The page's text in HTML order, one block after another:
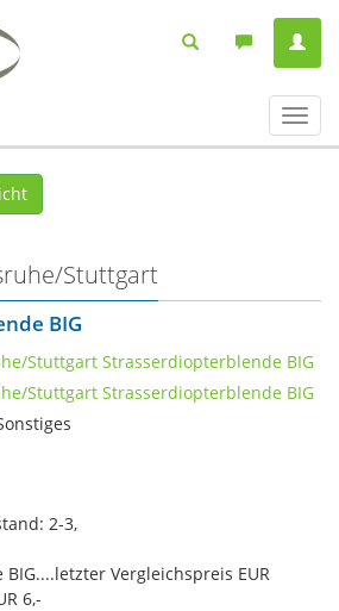
ein-/
Stuttgart
BIG
2-3,
Vergleichspreis EUR
6,-